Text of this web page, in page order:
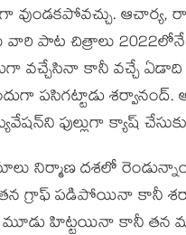
వుండకపోవచ్చు.
వారి పాట చిత్రాలు
వచ్చేసినా కానీ వచ్చే
పసిగట్టాడు
ఫుల్లుగా క్యాష్‍
నిర్మాణ దశలో
గ్రాఫ్‍ పడిపోయినా కానీ
హిట్టయినా కానీ తన